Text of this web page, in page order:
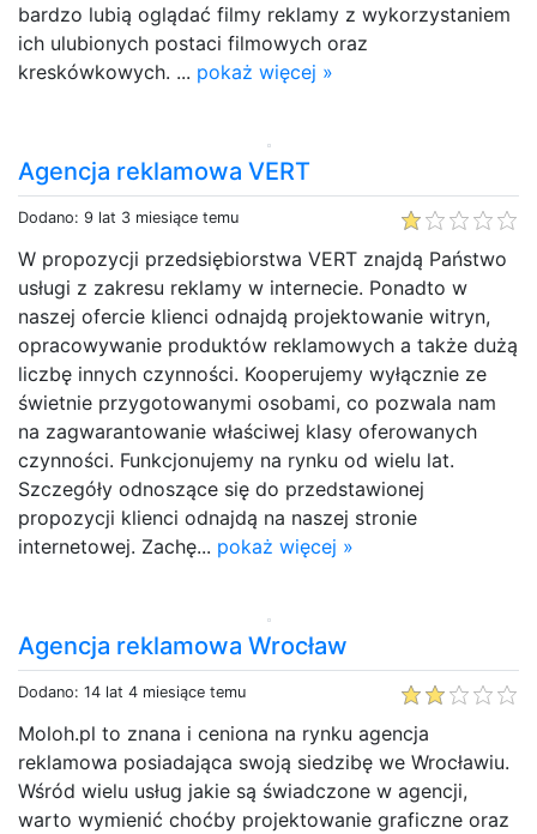
bardzo lubią oglądać filmy reklamy z wykorzystaniem
ich ulubionych postaci filmowych oraz
kreskówkowych. ... pokaż więcej »
Agencja reklamowa VERT
Dodano: 9 lat 3 miesiące temu
W propozycji przedsiębiorstwa VERT znajdą Państwo
usługi z zakresu reklamy w internecie. Ponadto w
naszej ofercie klienci odnajdą projektowanie witryn,
opracowywanie produktów reklamowych a także dużą
liczbę innych czynności. Kooperujemy wyłącznie ze
świetnie przygotowanymi osobami, co pozwala nam
na zagwarantowanie właściwej klasy oferowanych
czynności. Funkcjonujemy na rynku od wielu lat.
Szczegóły odnoszące się do przedstawionej
propozycji klienci odnajdą na naszej stronie
internetowej. Zachę... pokaż więcej »
Agencja reklamowa Wrocław
Dodano: 14 lat 4 miesiące temu
Moloh.pl to znana i ceniona na rynku agencja
reklamowa posiadająca swoją siedzibę we Wrocławiu.
Wśród wielu usług jakie są świadczone w agencji,
warto wymienić choćby projektowanie graficzne oraz